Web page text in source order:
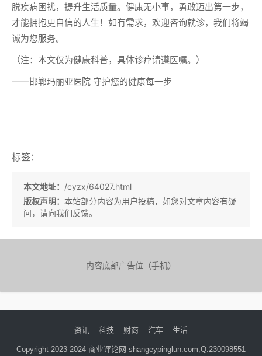
脱疾病困扰，提升生活质量。健康无小事，勇敢迈出第一步，
才能拥抱更自信的人生！如有需求，欢迎咨询就诊，我们将竭
诚为您服务。
（注：本文仅为健康科普，具体诊疗请遵医嘱。）
——邯郸玛丽亚医院 守护您的健康每一步
标签：
本文地址： /cyzx/64027.html
版权声明： 本站部分内容为用户投稿，如您对文章内容有疑
问，请向我们反馈。
内容底部广告位（手机）
资讯 科技 财商 汽车 生活
Copyright 2023-2024 商业评论网 shangeypinglun.com,Q:230098551